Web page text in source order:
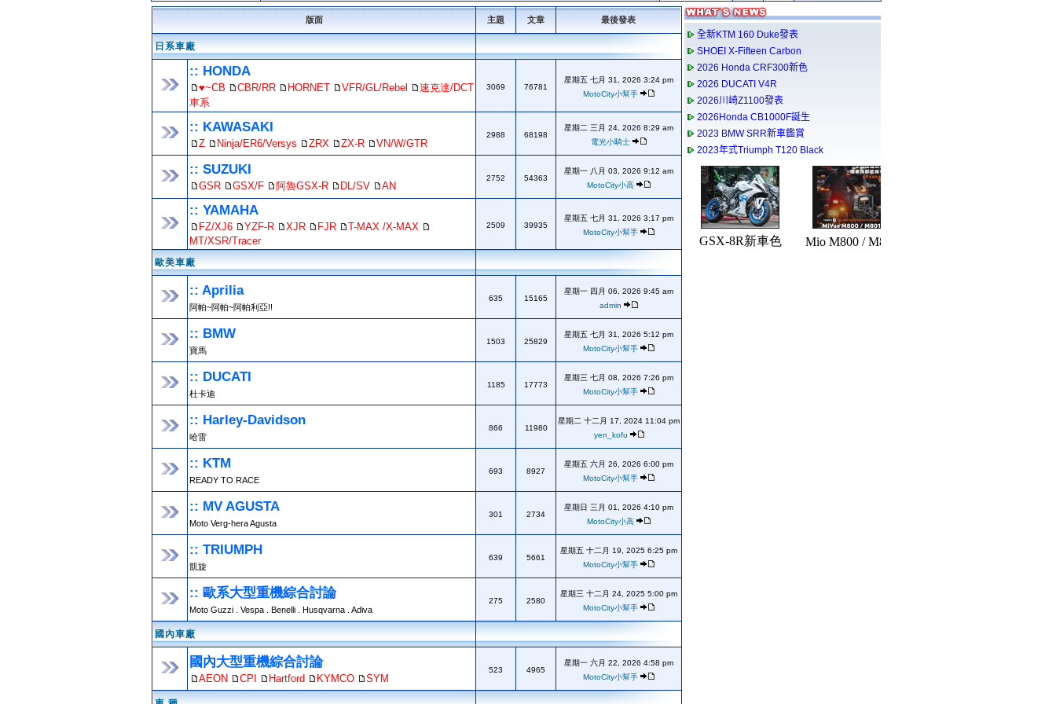
版面 主題 文章 最後發表
日系車廠
:: HONDA
♥~CB CBR/RR HORNET VFR/GL/Rebel
速克達/DCT
車系
3069 76781
星期五 七月 31, 2026 3:24 pm
MotoCity小幫手
:: KAWASAKI
Z Ninja/ER6/Versys ZRX ZX-R VN/W/GTR
2988 68198
星期二 三月 24, 2026 8:29 am
電光小騎士
:: SUZUKI
GSR GSX/F 阿魯GSX-R DL/SV AN
2752 54363
星期一 八月 03, 2026 9:12 am
MotoCity小高
:: YAMAHA
FZ/XJ6 YZF-R XJR FJR
T-MAX /X-MAX
MT/XSR/Tracer
2509 39935
星期五 七月 31, 2026 3:17 pm
MotoCity小幫手
歐美車廠
:: Aprilia
阿帕~阿帕~阿帕利亞!!
635 15165
星期一 四月 06, 2026 9:45 am
admin
:: BMW
寶馬
1503 25829
星期五 七月 31, 2026 5:12 pm
MotoCity小幫手
:: DUCATI
杜卡迪
1185 17773
星期三 七月 08, 2026 7:26 pm
MotoCity小幫手
:: Harley-Davidson
哈雷
866 11980
星期二 十二月 17, 2024 11:04 pm
yen_kofu
:: KTM
READY TO RACE
693 8927
星期五 六月 26, 2026 6:00 pm
MotoCity小幫手
:: MV AGUSTA
Moto Verg-hera Agusta
301 2734
星期日 三月 01, 2026 4:10 pm
MotoCity小高
:: TRIUMPH
凱旋
639 5661
星期五 十二月 19, 2025 6:25 pm
MotoCity小幫手
:: 歐系大型重機綜合討論
Moto Guzzi . Vespa . Benelli . Husqvarna . Adiva
275 2580
星期三 十二月 24, 2025 5:00 pm
MotoCity小幫手
國內車廠
國內大型重機綜合討論
AEON CPI Hartford KYMCO SYM
523 4965
星期一 六月 22, 2026 4:58 pm
MotoCity小幫手